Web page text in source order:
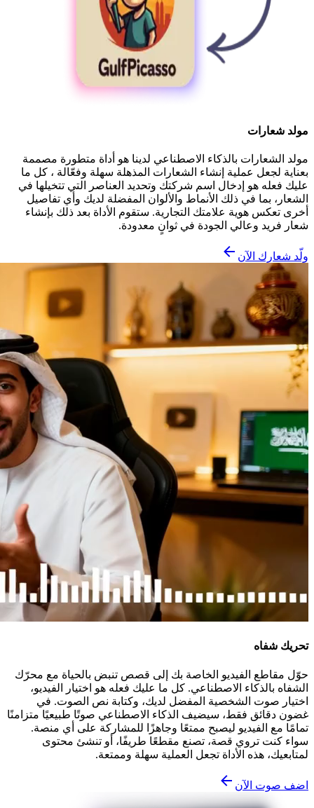
مولد شعارات
مولد الشعارات بالذكاء الاصطناعي لدينا هو أداة متطورة مصممة
بعناية لجعل عملية إنشاء الشعارات المذهلة سهلة وفعّالة ، كل ما
عليك فعله هو إدخال اسم شركتك وتحديد العناصر التي تتخيلها في
الشعار، بما في ذلك الأنماط والألوان المفضلة لديك وأي تفاصيل
أخرى تعكس هوية علامتك التجارية. ستقوم الأداة بعد ذلك بإنشاء
شعار فريد وعالي الجودة في ثوانٍ معدودة.
ولّد شعارك الآن
تحريك شفاه
حوّل مقاطع الفيديو الخاصة بك إلى قصص تنبض بالحياة مع محرّك
الشفاه بالذكاء الاصطناعي. كل ما عليك فعله هو اختيار الفيديو،
اختيار صوت الشخصية المفضل لديك، وكتابة نص الصوت. في
غضون دقائق فقط، سيضيف الذكاء الاصطناعي صوتًا طبيعيًا متزامنًا
تمامًا مع الفيديو ليصبح ممتعًا وجاهزًا للمشاركة على أي منصة.
سواء كنت تروي قصة، تصنع مقطعًا طريفًا، أو تنشئ محتوى
لمتابعيك، هذه الأداة تجعل العملية سهلة وممتعة.
اضف صوت الآن